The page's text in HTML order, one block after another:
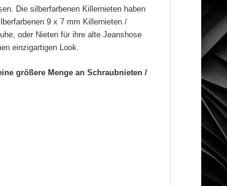
Die silberfarbenen Killernieten haben
9 x 7 mm Killernieten /
oder Nieten für ihre alte Jeanshose
einzigartigen Look.
größere Menge an Schraubnieten /